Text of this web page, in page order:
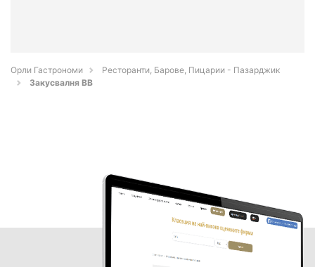
Орли Гастрономи
Ресторанти, Барове, Пицарии - Пазарджик
Закусвалня ВВ